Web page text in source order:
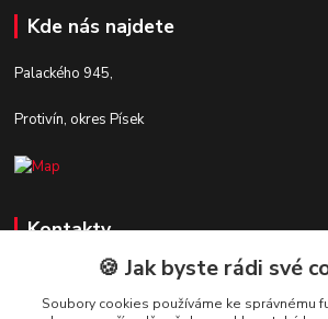
Kde nás najdete
Palackého 945,
Protivín, okres Písek
Kontakty
Zákaznická podpora Stavby DaS
+420 720 190 190
🍪 Jak byste rádi své
Soubory cookies používáme ke správnému